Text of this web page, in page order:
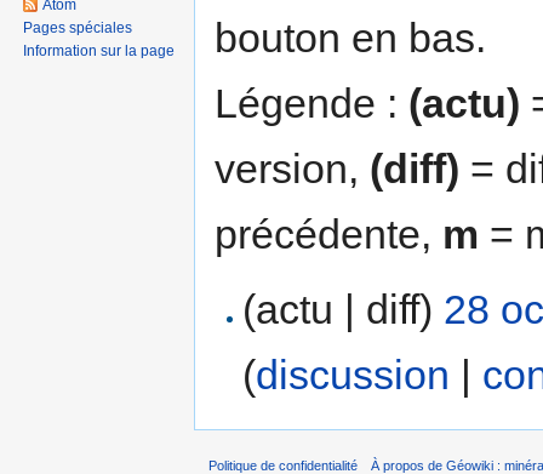
bouton en bas.
Légende : (actu)
version, (diff) =
précédente, m =
(actu | diff) 28
(discussion |
Atom
Pages spéciales
Information sur la page
Politique de confidentialité À propos de Géowiki :